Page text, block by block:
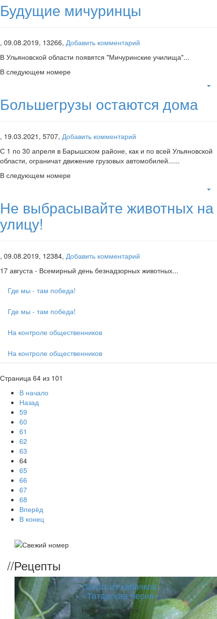
Будущие мичуринцы
, 09.08.2019, 13266, Добавить комментарий
В Ульяновской области появятся "Мичуринские училища"...
В следующем номере
Большегрузы остаются дома
, 19.03.2021, 5707, Добавить комментарий
С 1 по 30 апреля в Барышском районе, как и по всей Ульяновской
области, ограничат движение грузовых автомобилей......
В следующем номере
Не выбрасывайте животных на
улицу!
, 09.08.2019, 12384, Добавить комментарий
17 августа - Всемирный день безнадзорных животных...
Где мы - там победа!
Где мы - там победа!
На контроле общественников
На контроле общественников
Страница 64 из 101
В начало
Назад
59
60
61
62
63
64
65
66
67
68
Вперёд
В конец
//Рецепты
Салат из кабачков
«Татарская песня»
Нам понадобится: